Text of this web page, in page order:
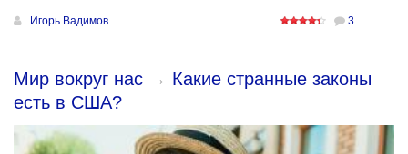
Игорь Вадимов 3
Мир вокруг нас → Какие странные законы
есть в США?